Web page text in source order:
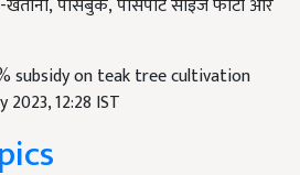
subsidy on teak tree cultivation
2023, 12:28 IST